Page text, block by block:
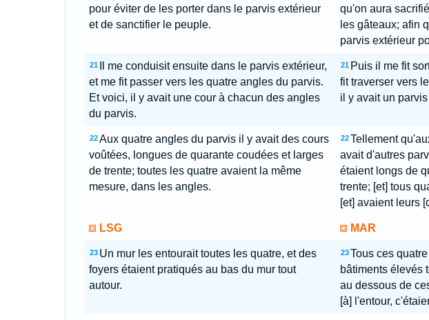
pour éviter de les porter dans le parvis extérieur
et de sanctifier le peuple.
qu'on aura
les gâteaux; afin
parvis extérieur
21
Il me conduisit ensuite dans le parvis extérieur,
et me fit passer vers les quatre angles du parvis.
Et voici, il y avait une cour à chacun des angles
du parvis.
21 Puis il me fit
fit traverser vers
il y avait un
22 Aux quatre angles du parvis il y avait des cours
voûtées, longues de quarante coudées et larges
de trente; toutes les quatre avaient la même
mesure, dans les angles.
22 Tellement
avait d'autres
étaient longs de
trente; [et] tous
[et] avaient leurs
LSG MAR
23 Un mur les entourait toutes les quatre, et des
foyers étaient pratiqués au bas du mur tout
autour.
23 Tous ces
bâtiments élevés
au dessous de
[à] l'entour,